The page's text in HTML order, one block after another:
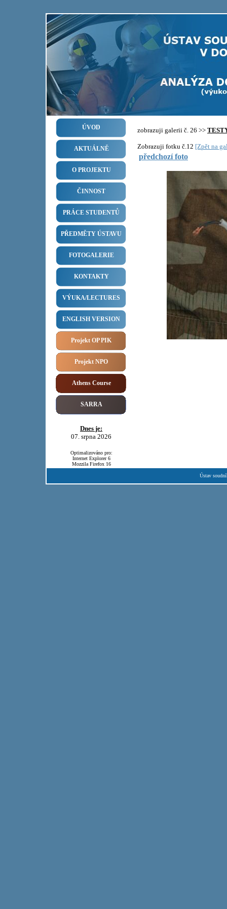
ÚVOD
AKTUÁLNĚ
O PROJEKTU
ČINNOST
PRÁCE STUDENTŮ
PŘEDMĚTY ÚSTAVU
FOTOGALERIE
KONTAKTY
VÝUKA/LECTURES
ENGLISH VERSION
Projekt OP PIK
Projekt NPO
Athens Course
SARRA
Dnes je:
07. srpna 2026
Optimalizováno pro:
Internet Explorer 6
Mozzila Firefox 16
zobrazuji galerii č. 26 >>
Zobrazuji fotku č.12 [Zpět na
předchozí foto
Ústav